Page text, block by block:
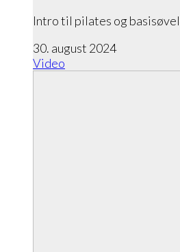
Intro til pilates og
30. august 2024
Video